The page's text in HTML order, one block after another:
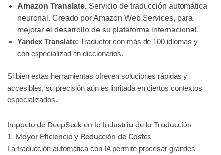
Amazon Translate. Servicio de traducción automática
neuronal. Creado por Amazon Web Services, para
mejorar el desarrollo de su plataforma internacional.
Yandex Translate: Traductor con más de 100 idiomas y
con especializad en diccionarios.
Si bien estas herramientas ofrecen soluciones rápidas y
accesibles, su precisión aún es limitada en ciertos contextos
especializados.
Impacto de DeepSeek en la Industria de la Traducción
1. Mayor Eficiencia y Reducción de Costes
La traducción automática con IA permite procesar grandes